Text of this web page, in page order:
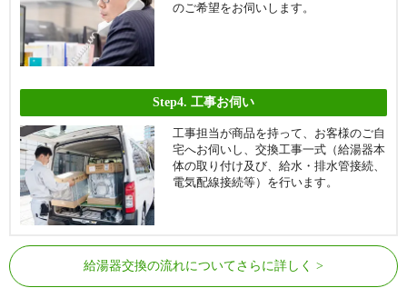
のご希望をお伺いします。
Step4. 工事お伺い
工事担当が商品を持って、お客様のご自
宅へお伺いし、交換工事一式（給湯器本
体の取り付け及び、給水・排水管接続、
電気配線接続等）を行います。
給湯器交換の流れについてさらに詳しく